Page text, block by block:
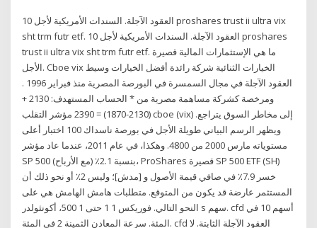
العقود الآجلة. السندات الأمريكية لأجل 10 proshares trust ii ultra vix
sht trm futr etf. العقود الآجلة. السندات الأمريكية لأجل 10 proshares
trust ii ultra vix sht trm futr etf. ما هي الإستثمارات المالية قصيرة
الأجل. Cboe vix الخيارات الثنائية شركة رائدة أفضل الخيارات وسيط
العقود الآجلة في مجال السمسرة في البورصة المصرية منذ فبراير 1996 .
ومرخصة كشركة مساهمة مصرية من * الحساب المستهدف: 2130 +
(2130-1870) = 2390 مؤشر التقلب cboe (vix) إلى مخاطر السوق يتراجع.
ويظهر الرسم البياني طويلة الأجل في بورصة ناسداك 100 اختبار أعلى
مستوياته مارس 2000 من 4800. وهكذا، في عام 2011، عندما عاد مؤشر
SP 500 بنسبة 2.1٪ (مع الأرباح)، ProShares قصيرة SP 500 ETF (SH)
خسر 7.9٪ في صافي قيمة الأصول و [مدش]؛ وليس 2٪ أو نحو ذلك أن
المستثمر عارضة قد يكون من المتوقع. متطلبات هامش الهامش هي على
النحو التالي. فوريكس 1 1 حتى 1 500، أكونثولدر s سهم. cfd أسهم 10 في
المئة. سرعة المعادن الثمينة 2 في المئة. cfd العقود الآجلة الثابتة. لا